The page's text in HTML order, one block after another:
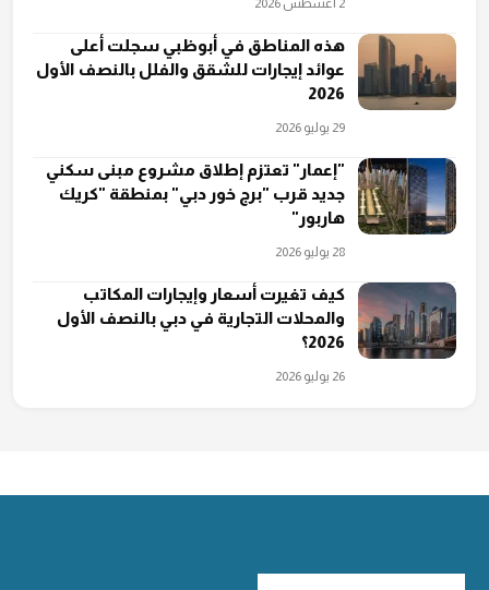
2 أغسطس 2026
هذه المناطق في أبوظبي سجلت أعلى
عوائد إيجارات للشقق والفلل بالنصف الأول
2026
29 يوليو 2026
"إعمار" تعتزم إطلاق مشروع مبنى سكني
جديد قرب "برج خور دبي" بمنطقة "كريك
هاربور"
28 يوليو 2026
كيف تغيرت أسعار وإيجارات المكاتب
والمحلات التجارية في دبي بالنصف الأول
2026؟
26 يوليو 2026